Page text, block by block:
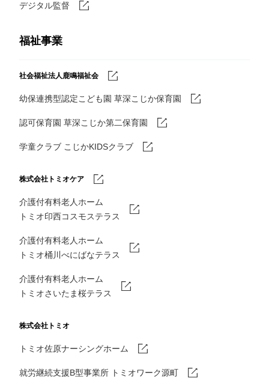
デジタル監督
福祉事業
社会福祉法人鹿鳴福祉会
幼保連携型認定こども園 草深こじか保育園
認可保育園 草深こじか第二保育園
学童クラブ こじかKIDSクラブ
株式会社トミオケア
介護付有料老人ホーム
トミオ印西コスモステラス
介護付有料老人ホーム
トミオ桶川べにばなテラス
介護付有料老人ホーム
トミオさいたま桜テラス
株式会社トミオ
トミオ佐原ナーシングホーム
就労継続支援B型事業所 トミオワーク源町